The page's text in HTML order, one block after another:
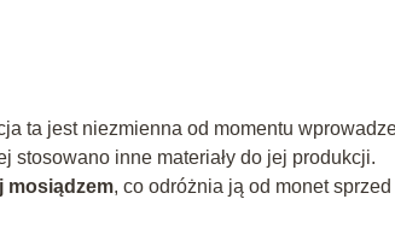
ta jest niezmienna od momentu
stosowano inne materiały do jej produkcji.
mosiądzem, co odróżnia ją od monet sprzed